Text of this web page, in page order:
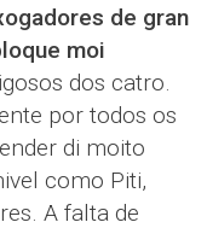
de gran
moi
dos catro.
por todos os
di moito
como Piti,
A falta de